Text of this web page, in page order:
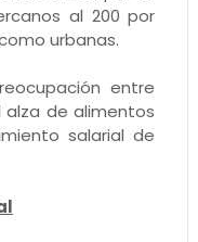
al 200 por
urbanas.
entre
de alimentos
salarial de